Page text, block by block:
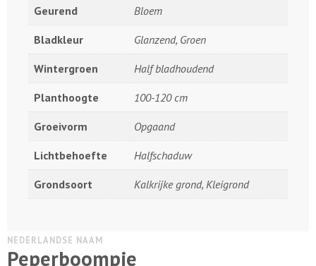
Geurend Bloem
Bladkleur Glanzend, Groen
Wintergroen Half bladhoudend
Planthoogte 100-120 cm
Groeivorm Opgaand
Lichtbehoefte Halfschaduw
Grondsoort Kalkrijke grond, Kleigrond
NEDERLANDSE NAAM
Peperboompje